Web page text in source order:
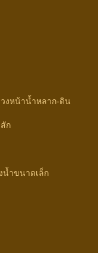
งหน้าน้ำหลาก-ดิน
ก
น้ำขนาดเล็ก